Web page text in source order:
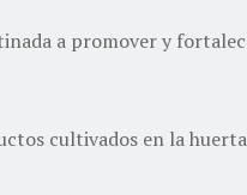
a promover y
cultivados en la